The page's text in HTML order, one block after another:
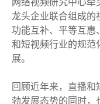
网络视频研究中心
龙头企业联合组成的
功能互补、平等互惠
和短视频行业的规范
展。
回顾近年来，直播
勃发展态势的同时，